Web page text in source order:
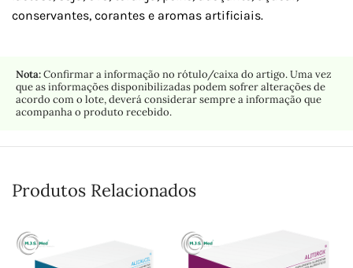
conservantes, corantes e aromas artificiais.
Nota:Confirmar a informação no rótulo/caixa do artigo. Uma vez
que as informações disponibilizadas podem sofrer alterações de
acordo com o lote, deverá considerar sempre a informação que
acompanha o produto recebido.
Produtos Relacionados